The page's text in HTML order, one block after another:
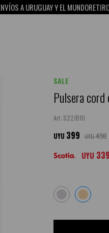
A URUGUAY Y EL MUNDORETIRO
SALE
Pulsera
S22JB10
UYU 399 UYU490
UYU 339